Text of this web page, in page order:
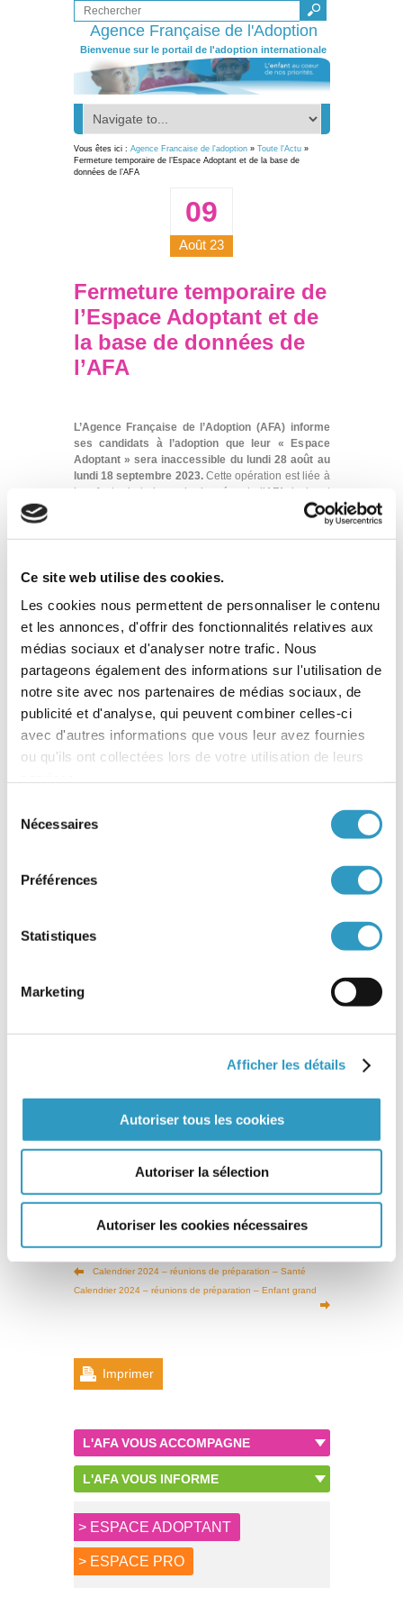
Ce site web utilise des cookies.
Les cookies nous permettent de personnaliser le contenu
et les annonces, d'offrir des fonctionnalités relatives aux
médias sociaux et d'analyser notre trafic. Nous
partageons également des informations sur l'utilisation de
notre site avec nos partenaires de médias sociaux, de
publicité et d'analyse, qui peuvent combiner celles-ci
avec d'autres informations que vous leur avez fournies
ou qu'ils ont collectées lors de votre utilisation de leurs
Nécessaires
Préférences
Statistiques
Marketing
Afficher les détails
Autoriser tous les cookies
Autoriser la sélection
Autoriser les cookies nécessaires
Agence Française de l'Adoption
Bienvenue sur le portail de l'adoption internationale
Vous êtes ici : Agence Francaise de l'adoption» Toute l'Actu»
Fermeture temporaire de l’Espace Adoptant et de la base de
données de l’AFA
09
Août 23
Fermeture temporaire de
l’Espace Adoptant et de
la base de données de
l’AFA
L’Agence Française de l’Adoption (AFA) informe
ses candidats à l’adoption que leur « Espace
Adoptant » sera inaccessible du lundi 28 août au
lundi 18 septembre 2023.Cette opération est liée à
la refonte de la base de données de l’AFA, incluant
Dès le lundi 18 septembre 2023 après-midi,les
Espace Adoptant(s), en suivant une procédure
les candidats à vérifier que ce dernier n’a pas été
dirigé par erreur dans les messages indésirables.
Pour rappel, jusqu’alors chaque candidat se voyait
attribuer un accès d’accès personnel à son Espace
Adoptant à partir de son inscription sur liste de
demandes en attente et/ou la réception d’une
brochure pour constituer son dossier complet.
Désormais, les candidats le recevront dès leur
premier contact avec l’AFA.
démarches. La modernisation de cet Espace
En cas de difficulté ou pour toute demande de
suivants :
téléphonique, les conseillers du PIC restent
afa.information@france-enfance-protegee.fr.
L’AFA vous remercie de votre compréhension.
Calendrier 2024 – réunions de préparation – Santé
Calendrier 2024 – réunions de préparation – Enfant grand
Imprimer
L'AFA VOUS ACCOMPAGNE
L'AFA VOUS INFORME
> ESPACE ADOPTANT
> ESPACE PRO